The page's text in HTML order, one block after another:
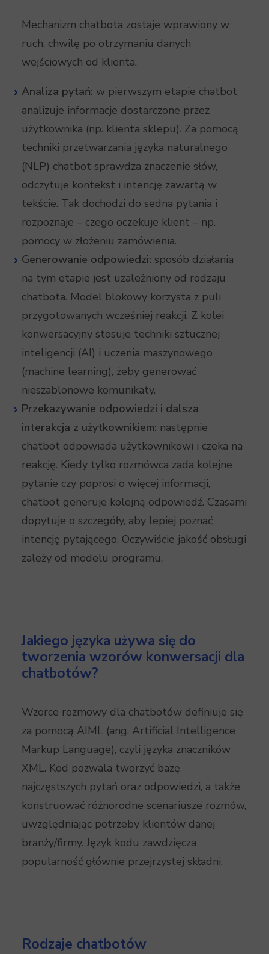
Mechanizm chatbota zostaje wprawiony w
ruch, chwilę po otrzymaniu danych
wejściowych od klienta.
Analiza pytań: w pierwszym etapie chatbot
analizuje informacje dostarczone przez
użytkownika (np. klienta sklepu). Za pomocą
techniki przetwarzania języka naturalnego
(NLP) chatbot sprawdza znaczenie słów,
odczytuje kontekst i intencję zawartą w
tekście. Tak dochodzi do sedna pytania i
rozpoznaje – czego oczekuje klient – np.
pomocy w złożeniu zamówienia.
Generowanie odpowiedzi: sposób działania
na tym etapie jest uzależniony od rodzaju
chatbota. Model blokowy korzysta z puli
przygotowanych wcześniej reakcji. Z kolei
konwersacyjny stosuje techniki sztucznej
inteligencji (AI) i uczenia maszynowego
(machine learning), żeby generować
nieszablonowe komunikaty.
Przekazywanie odpowiedzi i dalsza
interakcja z użytkownikiem: następnie
chatbot odpowiada użytkownikowi i czeka na
reakcję. Kiedy tylko rozmówca zada kolejne
pytanie czy poprosi o więcej informacji,
chatbot generuje kolejną odpowiedź. Czasami
dopytuje o szczegóły, aby lepiej poznać
intencję pytającego. Oczywiście jakość obsługi
zależy od modelu programu.
Jakiego języka używa się do
tworzenia wzorów konwersacji dla
chatbotów?
Wzorce rozmowy dla chatbotów definiuje się
za pomocą AIML (ang. Artificial Intelligence
Markup Language), czyli języka znaczników
XML. Kod pozwala tworzyć bazę
najczęstszych pytań oraz odpowiedzi, a także
konstruować różnorodne scenariusze rozmów,
uwzględniając potrzeby klientów danej
branży/firmy. Język kodu zawdzięcza
popularność głównie przejrzystej składni.
Rodzaje chatbotów